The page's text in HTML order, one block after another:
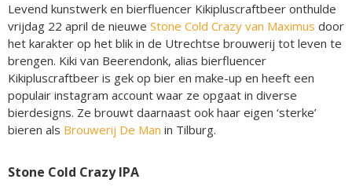
Levend kunstwerk en bierfluencer Kikipluscraftbeer onthulde
vrijdag 22 april de nieuwe Stone Cold Crazy van Maximus door
het karakter op het blik in de Utrechtse brouwerij tot leven te
brengen. Kiki van Beerendonk, alias bierfluencer
Kikipluscraftbeer is gek op bier en make-up en heeft een
populair instagram account waar ze opgaat in diverse
bierdesigns. Ze brouwt daarnaast ook haar eigen ‘sterke’
bieren als Brouwerij De Man in Tilburg.
Stone Cold Crazy IPA